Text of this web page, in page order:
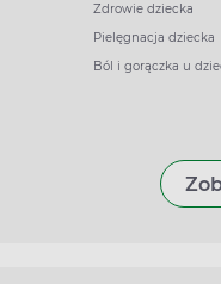
Zdrowie dziecka
Pielęgnacja dziecka
Ból i gorączka u